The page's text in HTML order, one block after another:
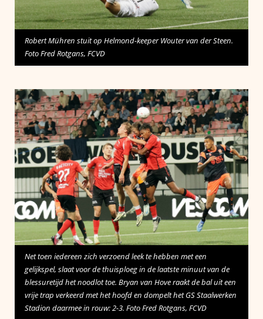
Robert Mühren stuit op Helmond-keeper Wouter van der Steen.
Foto Fred Rotgans, FCVD
Net toen iedereen zich verzoend leek te hebben met een
gelijkspel, slaat voor de thuisploeg in de laatste minuut van de
blessuretijd het noodlot toe. Bryan van Hove raakt de bal uit een
vrije trap verkeerd met het hoofd en dompelt het GS Staalwerken
Stadion daarmee in rouw: 2-3. Foto Fred Rotgans, FCVD